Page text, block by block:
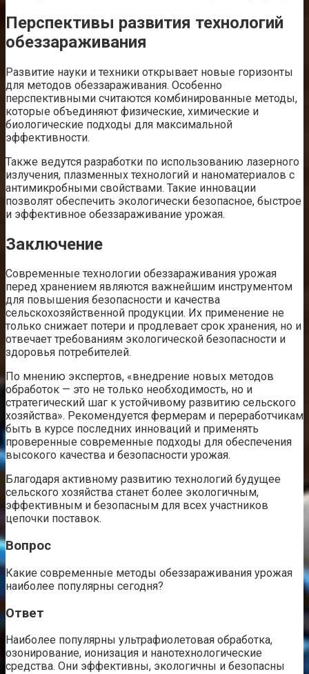
Перспективы развития технологий
обеззараживания
Развитие науки и техники открывает новые горизонты
для методов обеззараживания. Особенно
перспективными считаются комбинированные методы,
которые объединяют физические, химические и
биологические подходы для максимальной
эффективности.
Также ведутся разработки по использованию лазерного
излучения, плазменных технологий и наноматериалов с
антимикробными свойствами. Такие инновации
позволят обеспечить экологически безопасное, быстрое
и эффективное обеззараживание урожая.
Заключение
Современные технологии обеззараживания урожая
перед хранением являются важнейшим инструментом
для повышения безопасности и качества
сельскохозяйственной продукции. Их применение не
только снижает потери и продлевает срок хранения, но и
отвечает требованиям экологической безопасности и
здоровья потребителей.
По мнению экспертов, «внедрение новых методов
обработок — это не только необходимость, но и
стратегический шаг к устойчивому развитию сельского
хозяйства». Рекомендуется фермерам и переработчикам
быть в курсе последних инноваций и применять
проверенные современные подходы для обеспечения
высокого качества и безопасности урожая.
Благодаря активному развитию технологий будущее
сельского хозяйства станет более экологичным,
эффективным и безопасным для всех участников
цепочки поставок.
Вопрос
Какие современные методы обеззараживания урожая
наиболее популярны сегодня?
Ответ
Наиболее популярны ультрафиолетовая обработка,
озонирование, ионизация и нанотехнологические
средства. Они эффективны, экологичны и безопасны